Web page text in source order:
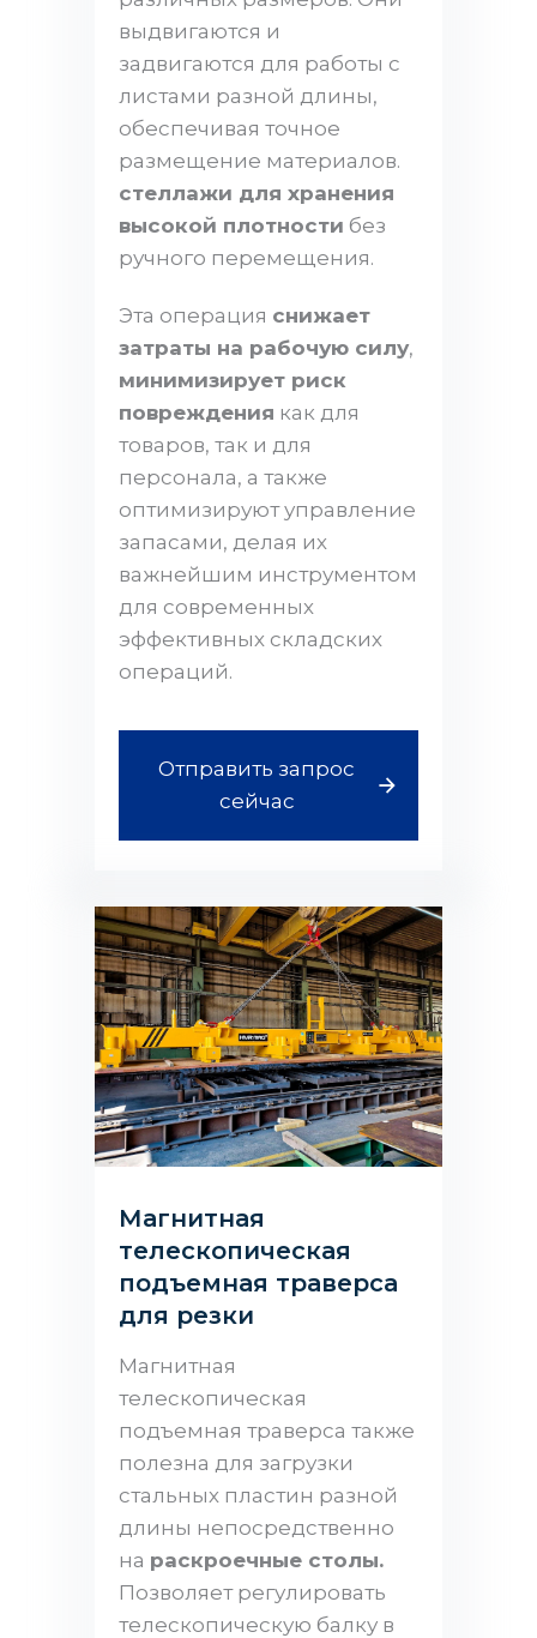
выдвигаются и
задвигаются для работы с
листами разной длины,
обеспечивая точное
размещение материалов.
стеллажи для хранения
высокой плотности без
ручного перемещения.
Эта операция снижает
затраты на рабочую силу,
минимизирует риск
повреждения как для
товаров, так и для
персонала, а также
оптимизируют управление
запасами, делая их
важнейшим инструментом
для современных
эффективных складских
операций.
Отправить запрос
сейчас
Магнитная
телескопическая
подъемная траверса
для резки
Магнитная
телескопическая
подъемная траверса также
полезна для загрузки
стальных пластин разной
длины непосредственно
на раскроечные столы.
Позволяет регулировать
телескопическую балку в